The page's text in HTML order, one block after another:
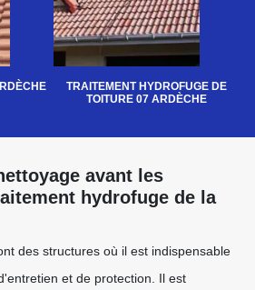
TRAITEMENT HYDROFUGE DE
TOITURE 07 ARDÈCHE
avant les
hydrofuge de la
des structures où il est indispensable
et de protection. Il est